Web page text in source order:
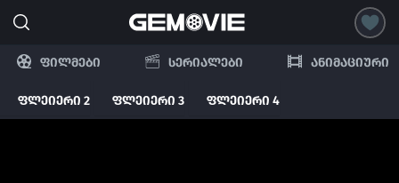
ფილმები სერიალები ანიმაციური
ფლეიერი 2 ფლეიერი 3 ფლეიერი 4